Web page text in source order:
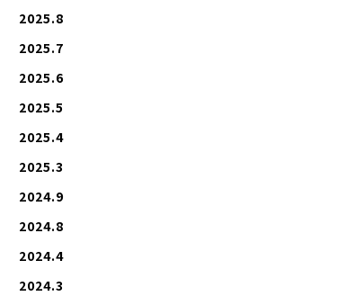
2025.8
2025.7
2025.6
2025.5
2025.4
2025.3
2024.9
2024.8
2024.4
2024.3